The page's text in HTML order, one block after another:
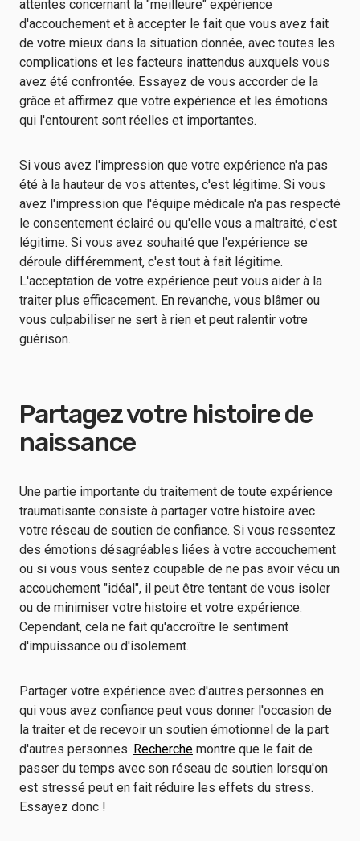
attentes concernant la "meilleure" expérience
d'accouchement et à accepter le fait que vous avez fait
de votre mieux dans la situation donnée, avec toutes les
complications et les facteurs inattendus auxquels vous
avez été confrontée. Essayez de vous accorder de la
grâce et affirmez que votre expérience et les émotions
qui l'entourent sont réelles et importantes.
Si vous avez l'impression que votre expérience n'a pas
été à la hauteur de vos attentes, c'est légitime. Si vous
avez l'impression que l'équipe médicale n'a pas respecté
le consentement éclairé ou qu'elle vous a maltraité, c'est
légitime. Si vous avez souhaité que l'expérience se
déroule différemment, c'est tout à fait légitime.
L'acceptation de votre expérience peut vous aider à la
traiter plus efficacement. En revanche, vous blâmer ou
vous culpabiliser ne sert à rien et peut ralentir votre
guérison.
Partagez votre histoire de
naissance
Une partie importante du traitement de toute expérience
traumatisante consiste à partager votre histoire avec
votre réseau de soutien de confiance. Si vous ressentez
des émotions désagréables liées à votre accouchement
ou si vous vous sentez coupable de ne pas avoir vécu un
accouchement "idéal", il peut être tentant de vous isoler
ou de minimiser votre histoire et votre expérience.
Cependant, cela ne fait qu'accroître le sentiment
d'impuissance ou d'isolement.
Partager votre expérience avec d'autres personnes en
qui vous avez confiance peut vous donner l'occasion de
la traiter et de recevoir un soutien émotionnel de la part
d'autres personnes. Recherche montre que le fait de
passer du temps avec son réseau de soutien lorsqu'on
est stressé peut en fait réduire les effets du stress.
Essayez donc !